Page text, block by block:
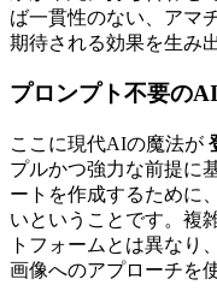
ば一貫性のない、アマ
期待される効果を生み
プロンプト不要の
ここに現代AIの魔法が
プルかつ強力な前提に
ートを作成するために
いということです。複
トフォームとは異なり
画像へのアプローチを